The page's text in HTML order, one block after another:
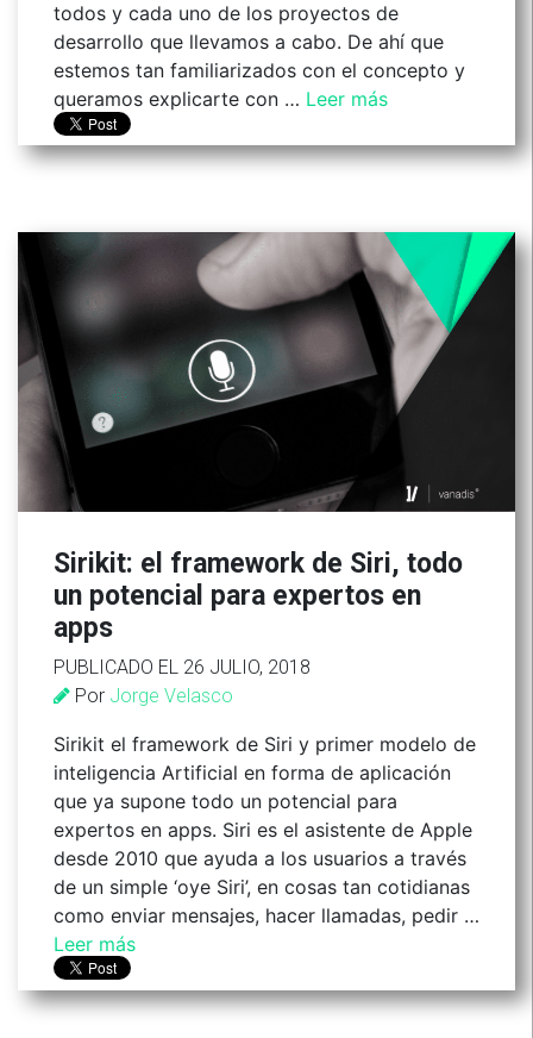
todos y cada uno de los proyectos de
desarrollo que llevamos a cabo. De ahí que
estemos tan familiarizados con el concepto y
queramos explicarte con … Leer más
Sirikit: el framework de Siri, todo
un potencial para expertos en
apps
PUBLICADO EL 26 JULIO, 2018
Por Jorge Velasco
Sirikit el framework de Siri y primer modelo de
inteligencia Artificial en forma de aplicación
que ya supone todo un potencial para
expertos en apps. Siri es el asistente de Apple
desde 2010 que ayuda a los usuarios a través
de un simple ‘oye Siri’, en cosas tan cotidianas
como enviar mensajes, hacer llamadas, pedir …
Leer más